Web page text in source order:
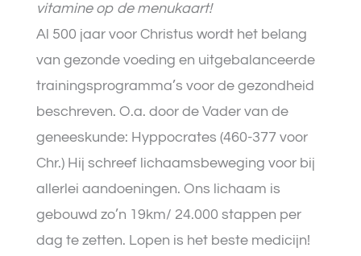
vitamine op de menukaart!
Al 500 jaar voor Christus wordt het belang
van gezonde voeding en uitgebalanceerde
trainingsprogramma’s voor de gezondheid
beschreven. O.a. door de Vader van de
geneeskunde: Hyppocrates (460-377 voor
Chr.) Hij schreef lichaamsbeweging voor bij
allerlei aandoeningen. Ons lichaam is
gebouwd zo’n 19km/ 24.000 stappen per
dag te zetten. Lopen is het beste medicijn!